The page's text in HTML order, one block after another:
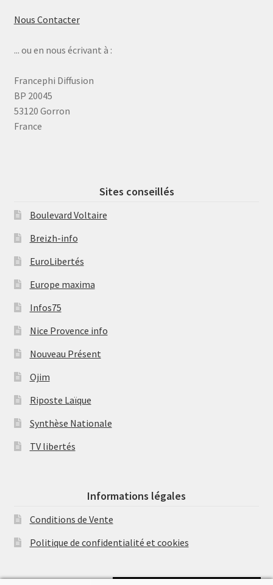
Nous Contacter
... ou en nous écrivant à :
Francephi Diffusion
BP 20045
53120 Gorron
France
Sites conseillés
Boulevard Voltaire
Breizh-info
EuroLibertés
Europe maxima
Infos75
Nice Provence info
Nouveau Présent
Ojim
Riposte Laïque
Synthèse Nationale
TV libertés
Informations légales
Conditions de Vente
Politique de confidentialité et cookies